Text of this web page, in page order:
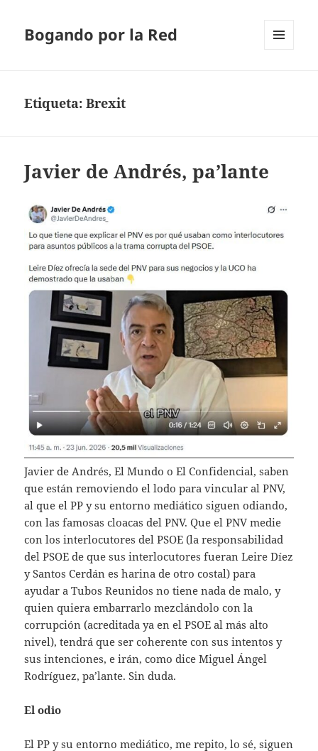
Bogando por la Red
Etiqueta:Brexit
Javier de Andrés, pa’lante
Javier de Andrés, El Mundo o El Confidencial, saben
que están removiendo el lodo para vincular al PNV,
al que el PP y su entorno mediático siguen odiando,
con las famosas cloacas del PNV. Que el PNV medie
con los interlocutores del PSOE (la responsabilidad
del PSOE de que sus interlocutores fueran Leire Díez
y Santos Cerdán es harina de otro costal) para
ayudar a Tubos Reunidos no tiene nada de malo, y
quien quiera embarrarlo mezclándolo con la
corrupción (acreditada ya en el PSOE al más alto
nivel), tendrá que ser coherente con sus intentos y
sus intenciones, e irán, como dice Miguel Ángel
Rodríguez, pa’lante. Sin duda.
El odio
El PP y su entorno mediático, me repito, lo sé, siguen